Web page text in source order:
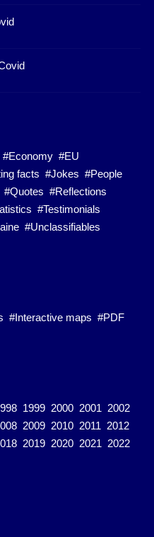
#Economy #EU
facts #Jokes #People
#Quotes #Reflections
#Testimonials
#Unclassifiables
#Interactive maps #PDF
1999 2000 2001 2002
2009 2010 2011 2012
2019 2020 2021 2022